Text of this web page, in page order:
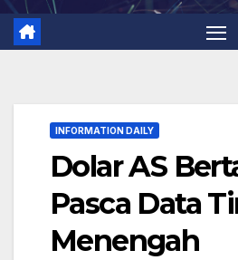
INFORMATION DAILY
Dolar AS
Pasca Data
Menengah